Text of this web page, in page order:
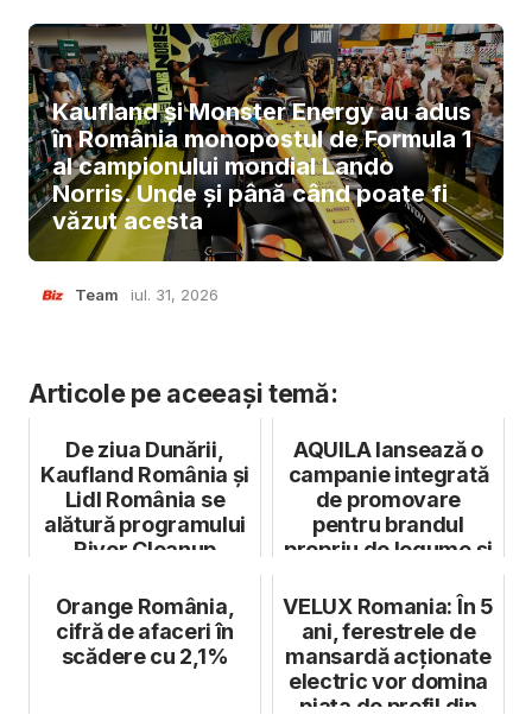
Kaufland și Monster Energy au adus
în România monopostul de Formula 1
al campionului mondial Lando
Norris. Unde și până când poate fi
văzut acesta
Team iul. 31, 2026
Articole pe aceeași temă:
De ziua Dunării,
Kaufland România și
Lidl România se
alătură programului
River Cleanup
AQUILA lansează o
campanie integrată
de promovare
pentru brandul
propriu de legume și
Orange România,
cifră de afaceri în
scădere cu 2,1%
VELUX Romania: În 5
ani, ferestrele de
mansardă acționate
electric vor domina
piața de profil din